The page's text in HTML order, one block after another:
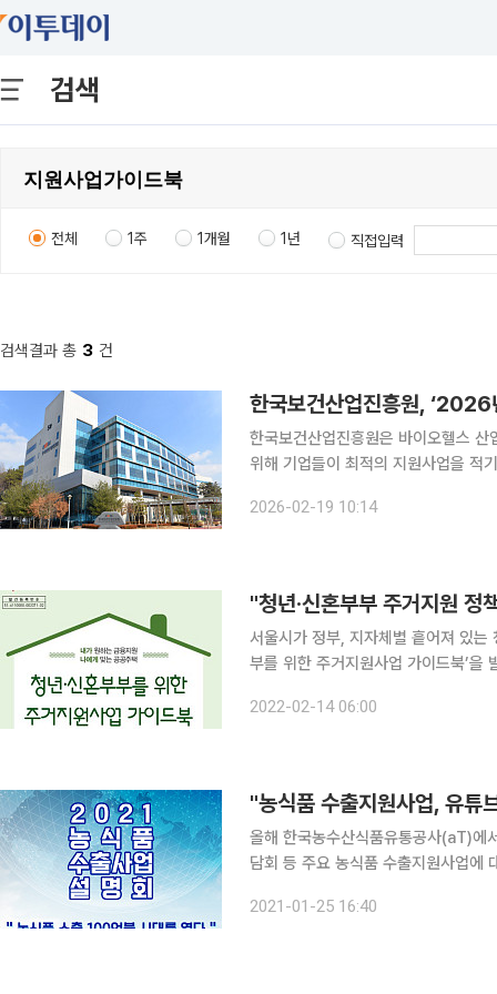
검색
전체 1주 1개월 1년 직접입력
검색결과 총 3 건
한국보건산업진흥원,
한국보건산업진흥원은 바이오헬스
위해 기업들이 최적의 지원사업을 적
공고를 산업계가 놓치지 않고 신속하
2026-02-19 10:14
"청년·신혼부부 주거지원
서울시가 정부, 지자체별 흩어져 있는
부를 위한 주거지원사업 가이드북’을 발간했다고 14일 밝
있고, 유사한 성격의 사업이 많아 신
2022-02-14 06:00
"농식품 수출지원사업, 유튜
올해 한국농수산식품유통공사(aT)
담회 등 주요 농식품 수출지원사업에 대
'aT 유튜브 채널'을 통해 비대면 실시
2021-01-25 16:40